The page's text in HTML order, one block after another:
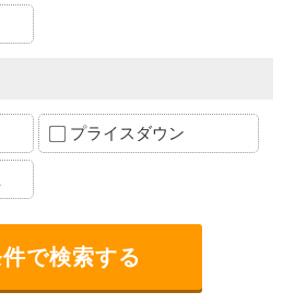
プライスダウン